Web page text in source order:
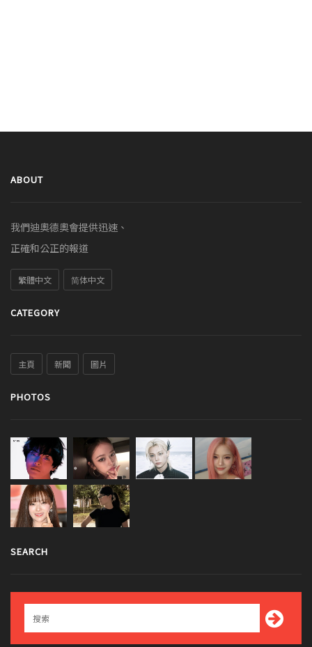
ABOUT
我們迪奧德奧會提供迅速、
正確和公正的報道
繁體中文 简体中文
CATEGORY
主頁 新聞 圖片
PHOTOS
SEARCH